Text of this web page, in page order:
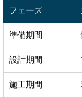
フェーズ
準備期間
設計期間
施工期間